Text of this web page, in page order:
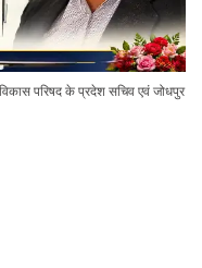
परिषद के प्रदेश सचिव एवं जोधपुर